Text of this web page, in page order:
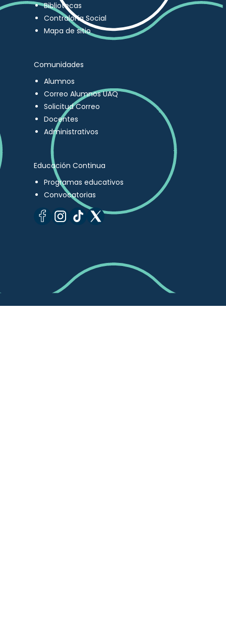
Bibliotecas
Contraloría Social
Mapa de sitio
Comunidades
Alumnos
Correo Alumnos UAQ
Solicitud Correo
Docentes
Administrativos
Educación Continua
Programas educativos
Convocatorias